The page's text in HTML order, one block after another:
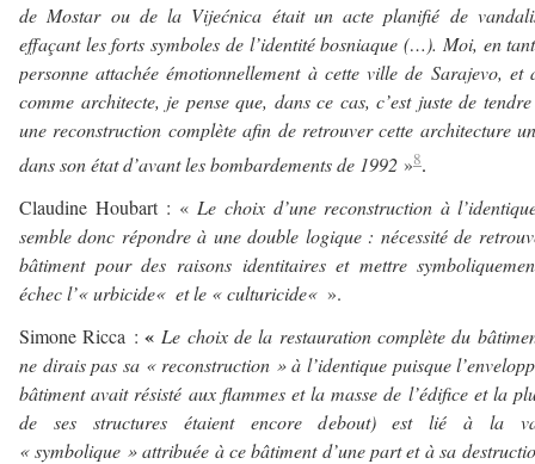
de Mostar ou de la Vijećnica était un acte planifié de
effaçant les forts symboles de l’identité bosniaque (…). Moi, en
personne attachée émotionnellement à cette ville de Sarajevo, et
comme architecte, je pense que, dans ce cas, c’est juste de
une reconstruction complète afin de retrouver cette architecture
dans son état d’avant les bombardements de 1992 »8.
Claudine Houbart : « Le choix d’une reconstruction à
semble donc répondre à une double logique : nécessité de
bâtiment pour des raisons identitaires et mettre
échec l’«urbicide« et le «culturicide« ».
Simone Ricca : «Le choix de la restauration complète du
ne dirais pas sa « reconstruction » à l’identique puisque
bâtiment avait résisté aux flammes et la masse de l’édifice et la
de ses structures étaient encore debout) est lié à la
« symbolique » attribuée à ce bâtiment d’une part et à sa